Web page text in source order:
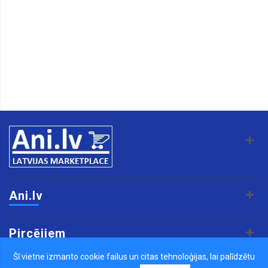
Ani.lv
Pircējiem
Šī vietne izmanto cookie failus un citas tehnoloģijas, lai palīdzētu